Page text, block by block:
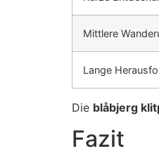
Mittlere
Lange
Die blåbjerg
Fazit